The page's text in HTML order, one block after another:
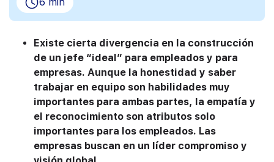
Existe cierta divergencia en la construcción
de un jefe “ideal” para empleados y para
empresas. Aunque la honestidad y saber
trabajar en equipo son habilidades muy
importantes para ambas partes, la empatía y
el reconocimiento son atributos solo
importantes para los empleados. Las
empresas buscan en un líder compromiso y